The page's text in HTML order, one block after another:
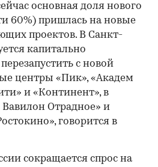
основная доля нового
60%) пришлась на новые
проектов. В Санкт-
капитально
с новой
центры «Пик», «Академ
и «Континент», в
Отрадное» и
говорится в
сокращается спрос на